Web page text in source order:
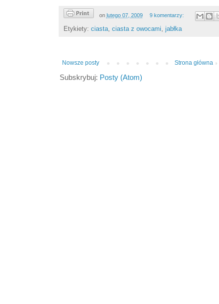
on lutego 07, 2009 9 komentarzy:
Etykiety: ciasta ciasta z owocami jabłka
Nowsze posty Strona główna
Subskrybuj: Posty (Atom)